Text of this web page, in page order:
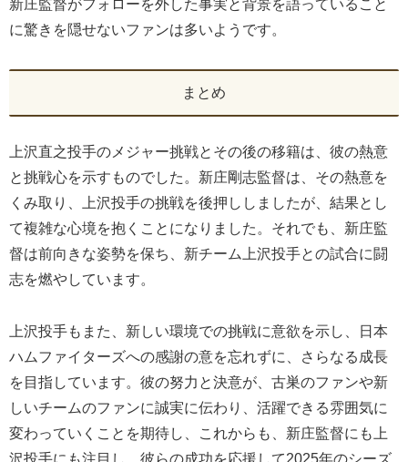
新庄監督がフォローを外した事実と背景を語っていること
に驚きを隠せないファンは多いようです。
まとめ
上沢直之投手のメジャー挑戦とその後の移籍は、彼の熱意
と挑戦心を示すものでした。新庄剛志監督は、その熱意を
くみ取り、上沢投手の挑戦を後押ししましたが、結果とし
て複雑な心境を抱くことになりました。それでも、新庄監
督は前向きな姿勢を保ち、新チーム上沢投手との試合に闘
志を燃やしています。
上沢投手もまた、新しい環境での挑戦に意欲を示し、日本
ハムファイターズへの感謝の意を忘れずに、さらなる成長
を目指しています。彼の努力と決意が、古巣のファンや新
しいチームのファンに誠実に伝わり、活躍できる雰囲気に
変わっていくことを期待し、これからも、新庄監督にも上